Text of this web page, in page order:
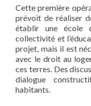
Cette première
prévoit de réaliser
établir une école
collectivité et
projet, mais il est
avec le droit au
ces terres. Des
dialogue
habitants.